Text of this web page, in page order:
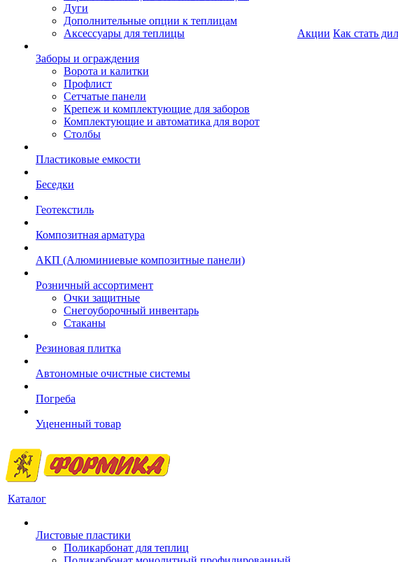
Дуги
Дополнительные опции к теплицам
Аксессуары для теплицы
Заборы и ограждения
Ворота и калитки
Профлист
Сетчатые панели
Крепеж и комплектующие для заборов
Комплектующие и автоматика для ворот
Столбы
Пластиковые емкости
Беседки
Геотекстиль
Композитная арматура
АКП (Алюминиевые композитные панели)
Розничный ассортимент
Очки защитные
Снегоуборочный инвентарь
Стаканы
Резиновая плитка
Автономные очистные системы
Погреба
Уцененный товар
Акции Как стать
Каталог
Листовые пластики
Поликарбонат для теплиц